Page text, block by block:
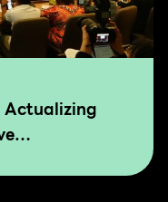
Actualizing